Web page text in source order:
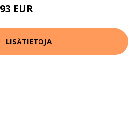
93 EUR
LISÄTIETOJA